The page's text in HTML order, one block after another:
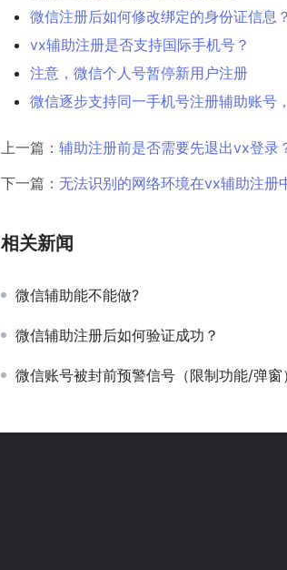
微信注册后如何修改绑定的身份证信息？
vx辅助注册是否支持国际手机号？
注意，微信个人号暂停新用户注册
微信逐步支持同一手机号注册辅助账号
上一篇： 辅助注册前是否需要先退出vx登录
下一篇： 无法识别的网络环境在vx辅助注册
相关新闻
微信辅助能不能做?
微信辅助注册后如何验证成功？
微信账号被封前预警信号（限制功能/弹窗）